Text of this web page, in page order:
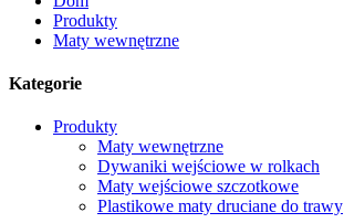
Produkty
Maty wewnętrzne
Kategorie
Produkty
Maty wewnętrzne
Dywaniki wejściowe w rolkach
Maty wejściowe szczotkowe
Plastikowe maty druciane do trawy